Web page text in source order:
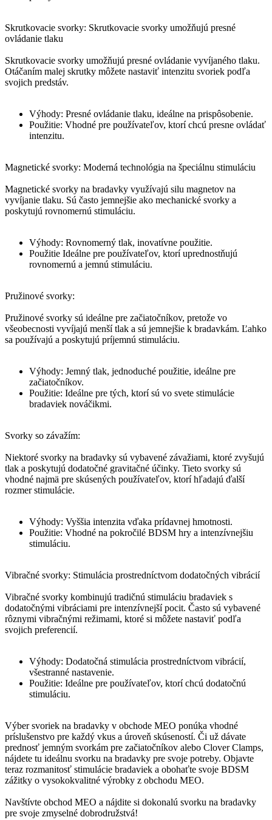
Skrutkovacie svorky: Skrutkovacie svorky umožňujú presné
ovládanie tlaku
Skrutkovacie svorky umožňujú presné ovládanie vyvíjaného tlaku.
Otáčaním malej skrutky môžete nastaviť intenzitu svoriek podľa
svojich predstáv.
Výhody: Presné ovládanie tlaku, ideálne na prispôsobenie.
Použitie: Vhodné pre používateľov, ktorí chcú presne ovládať
intenzitu.
Magnetické svorky: Moderná technológia na špeciálnu stimuláciu
Magnetické svorky na bradavky využívajú silu magnetov na
vyvíjanie tlaku. Sú často jemnejšie ako mechanické svorky a
poskytujú rovnomernú stimuláciu.
Výhody: Rovnomerný tlak, inovatívne použitie.
Použitie Ideálne pre používateľov, ktorí uprednostňujú
rovnomernú a jemnú stimuláciu.
Pružinové svorky:
Pružinové svorky sú ideálne pre začiatočníkov, pretože vo
všeobecnosti vyvíjajú menší tlak a sú jemnejšie k bradavkám. Ľahko
sa používajú a poskytujú príjemnú stimuláciu.
Výhody: Jemný tlak, jednoduché použitie, ideálne pre
začiatočníkov.
Použitie: Ideálne pre tých, ktorí sú vo svete stimulácie
bradaviek nováčikmi.
Svorky so závažím:
Niektoré svorky na bradavky sú vybavené závažiami, ktoré zvyšujú
tlak a poskytujú dodatočné gravitačné účinky. Tieto svorky sú
vhodné najmä pre skúsených používateľov, ktorí hľadajú ďalší
rozmer stimulácie.
Výhody: Vyššia intenzita vďaka prídavnej hmotnosti.
Použitie: Vhodné na pokročilé BDSM hry a intenzívnejšiu
stimuláciu.
Vibračné svorky: Stimulácia prostredníctvom dodatočných vibrácií
Vibračné svorky kombinujú tradičnú stimuláciu bradaviek s
dodatočnými vibráciami pre intenzívnejší pocit. Často sú vybavené
rôznymi vibračnými režimami, ktoré si môžete nastaviť podľa
svojich preferencií.
Výhody: Dodatočná stimulácia prostredníctvom vibrácií,
všestranné nastavenie.
Použitie: Ideálne pre používateľov, ktorí chcú dodatočnú
stimuláciu.
Výber svoriek na bradavky v obchode MEO ponúka vhodné
príslušenstvo pre každý vkus a úroveň skúseností. Či už dávate
prednosť jemným svorkám pre začiatočníkov alebo Clover Clamps,
nájdete tu ideálnu svorku na bradavky pre svoje potreby. Objavte
teraz rozmanitosť stimulácie bradaviek a obohaťte svoje BDSM
zážitky o vysokokvalitné výrobky z obchodu MEO.
Navštívte obchod MEO a nájdite si dokonalú svorku na bradavky
pre svoje zmyselné dobrodružstvá!